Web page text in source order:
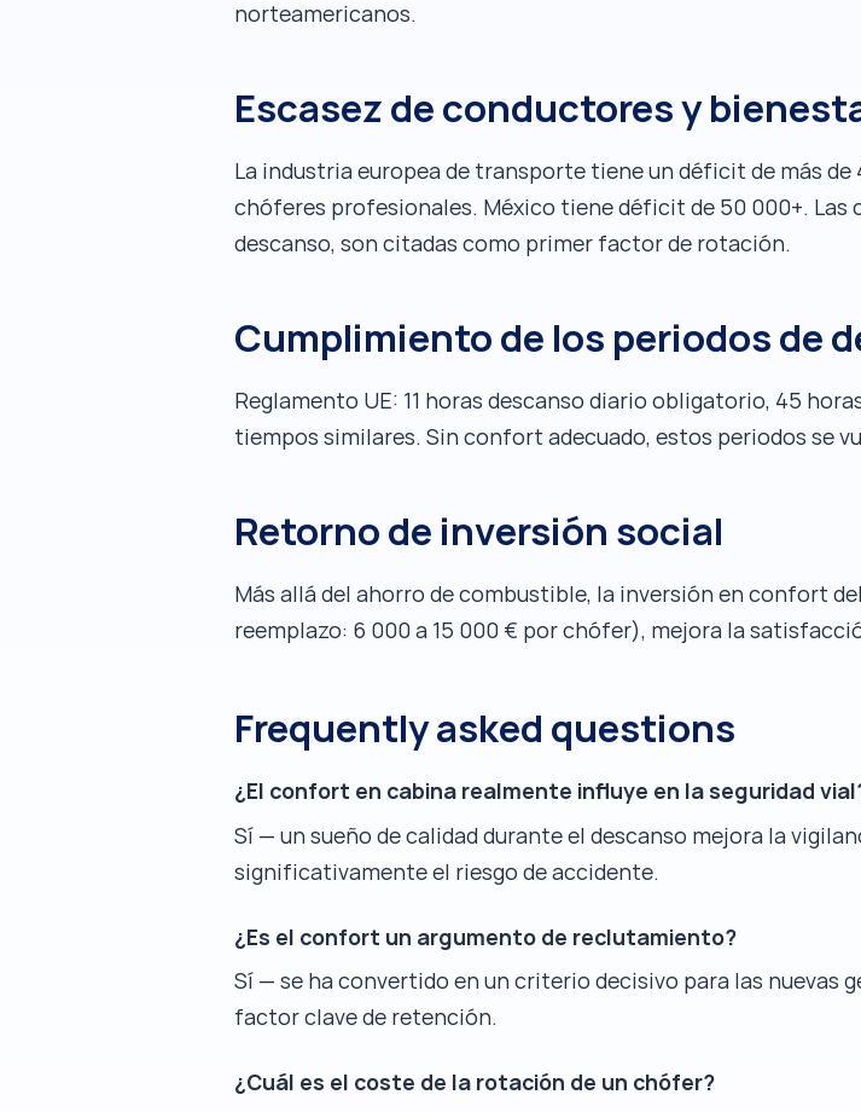
norteamericanos.
Escasez de conductores y
La industria europea de transporte tiene un déficit de más
chóferes profesionales. México tiene déficit de 50 000+. Las
descanso, son citadas como primer factor de rotación.
Cumplimiento de los periodos de
Reglamento UE: 11 horas descanso diario obligatorio, 45
tiempos similares. Sin confort adecuado, estos periodos se
Retorno de inversión social
Más allá del ahorro de combustible, la inversión en confort
reemplazo: 6 000 a 15 000 € por chófer), mejora la
Frequently asked questions
¿El confort en cabina realmente influye en la seguridad
Sí — un sueño de calidad durante el descanso mejora la
significativamente el riesgo de accidente.
¿Es el confort un argumento de reclutamiento?
Sí — se ha convertido en un criterio decisivo para las nuevas
factor clave de retención.
¿Cuál es el coste de la rotación de un chófer?